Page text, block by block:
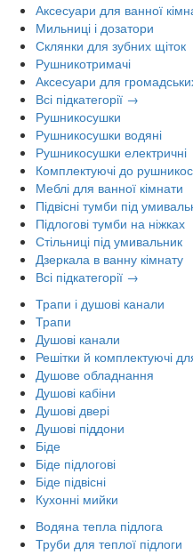
Аксесуари для ванної
Мильниці і дозатори
Склянки для зубних щіток
Рушникотримачі
Аксесуари для
Всі підкатегорії →
Рушникосушки
Рушникосушки водяні
Рушникосушки електричні
Комплектуючі до
Меблі для ванної кімнати
Підвісні тумби під
Підлогові тумби на ніжках
Стільниці під умивальник
Дзеркала в ванну кімнату
Всі підкатегорії →
Трапи і душові канали
Трапи
Душові канали
Решітки й комплектуючі
Душове обладнання
Душові кабіни
Душові двері
Душові піддони
Біде
Біде підлогові
Біде підвісні
Кухонні мийки
Водяна тепла підлога
Труби для теплої підлоги